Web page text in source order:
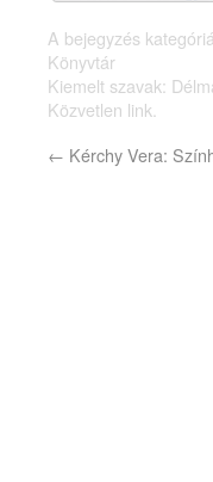
A bejegyzés
Könyvtár
Kiemelt szavak:
Közvetlen link.
← Kérchy Vera: